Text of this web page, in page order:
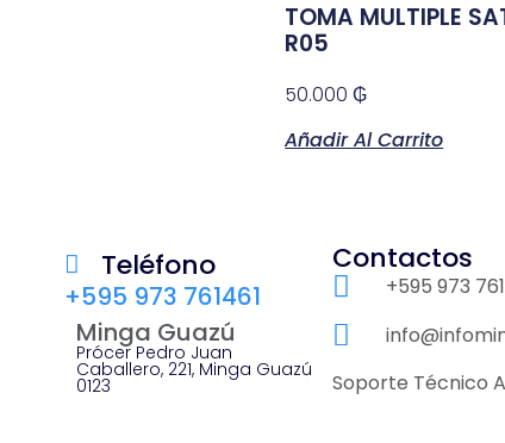
TOMA MULTIPLE
R05
50.000₲
Añadir Al Carrito
Teléfono
+595 973 761461
Minga Guazú
Prócer Pedro Juan
Caballero, 221, Minga Guazú
0123
Contactos
+595 973
Soporte Técnico